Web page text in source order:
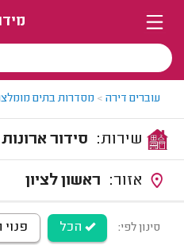
עוברים דירה > מסדרות בתים
סידור ארונות
ראשון לציון
סינון לפי: הכל